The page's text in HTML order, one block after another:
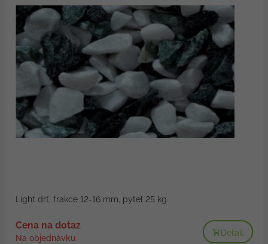
Light drť, frakce 12-16 mm, pytel 25 kg
Cena na dotaz
Na objednávku
Detail